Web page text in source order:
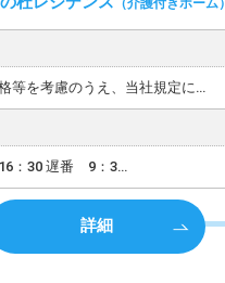
（介護付きホーム）
等を考慮のうえ、当社規定に…
：30 遅番 9：3…
詳細